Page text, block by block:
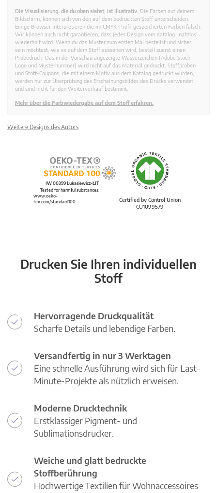
Die Visualisierung, die du oben siehst, ist illustrativ. Die Farben auf deinem
Bildschirm, können sich von den auf dem bedruckten Stoff unterscheiden.
Einige Browser interpretieren die im CMYK-Profil gespeicherten Farben falsch.
Wir können auch nicht garantieren, dass jedes Design vom Katalog „nahtlos”
wiederholt wird. Wenn du das Muster zum ersten Mal bestellst und sicher
sein möchtest, wie es auf dem Stoff aussehen wird, bestell zuerst einen
Probedruck. Das in der Vorschau angezeigte Wasserzeichen (Adobe Stock-
Logo und Musternummer) wird nicht auf das Material gedruckt. Stoffproben
und Stoff-Coupons, die mit einem Motiv aus dem Katalog gedruckt wurden,
werden nur zur Überprüfung des Erscheinungsbildes des Drucks verwendet
und sind nicht für den Weiterverkauf bestimmt.
Mehr über die Farbwiedergabe auf dem Stoff erfahren.
Weitere Designs des Autors
Certified by Control Union
CU1099579
IW 00399 Łukasiewicz-ŁIT
Tested for harmful substances.
www.oeko-
tex.com/standard100
Drucken Sie Ihren individuellen
Stoff
Hervorragende Druckqualität
Scharfe Details und lebendige Farben.
Versandfertig in nur 3 Werktagen
Eine schnelle Ausführung wird sich für Last-
Minute-Projekte als nützlich erweisen.
Moderne Drucktechnik
Erstklassiger Pigment- und
Sublimationsdrucker.
Weiche und glatt bedruckte
Stoffberührung
Hochwertige Textilien für Wohnaccessoires